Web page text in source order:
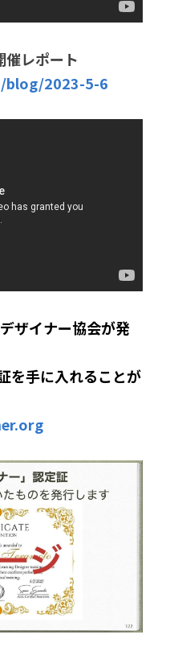
レポート
2023-5-6
ザイナー協会が発
を手に入れることが